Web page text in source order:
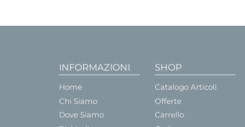
INFORMAZIONI
Home
Chi Siamo
Dove Siamo
SHOP
Catalogo Articoli
Offerte
Carrello